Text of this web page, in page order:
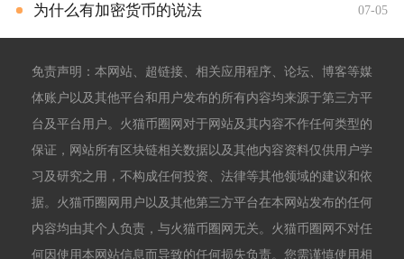
为什么有加密货币的说法 07-05
免责声明：本网站、超链接、相关应用程序、论坛、博客等媒
体账户以及其他平台和用户发布的所有内容均来源于第三方平
台及平台用户。火猫币圈网对于网站及其内容不作任何类型的
保证，网站所有区块链相关数据以及其他内容资料仅供用户学
习及研究之用，不构成任何投资、法律等其他领域的建议和依
据。火猫币圈网用户以及其他第三方平台在本网站发布的任何
内容均由其个人负责，与火猫币圈网无关。火猫币圈网不对任
何因使用本网站信息而导致的任何损失负责。您需谨慎使用相